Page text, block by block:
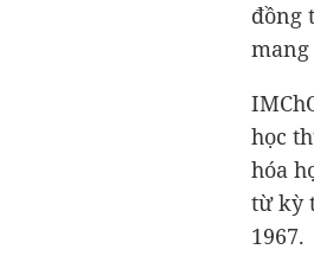
đồng
học
hóa
từ kỳ
1967.